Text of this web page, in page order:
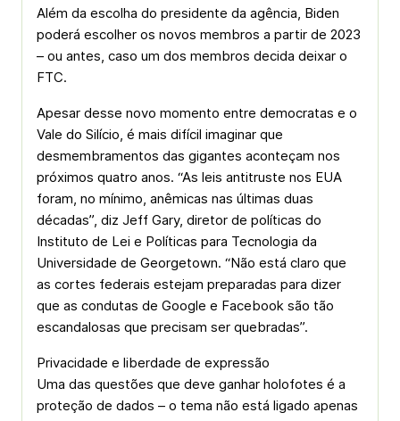
Além da escolha do presidente da agência, Biden
poderá escolher os novos membros a partir de 2023
– ou antes, caso um dos membros decida deixar o
FTC.
Apesar desse novo momento entre democratas e o
Vale do Silício, é mais difícil imaginar que
desmembramentos das gigantes aconteçam nos
próximos quatro anos. “As leis antitruste nos EUA
foram, no mínimo, anêmicas nas últimas duas
décadas”, diz Jeff Gary, diretor de políticas do
Instituto de Lei e Políticas para Tecnologia da
Universidade de Georgetown. “Não está claro que
as cortes federais estejam preparadas para dizer
que as condutas de Google e Facebook são tão
escandalosas que precisam ser quebradas”.
Privacidade e liberdade de expressão
Uma das questões que deve ganhar holofotes é a
proteção de dados – o tema não está ligado apenas